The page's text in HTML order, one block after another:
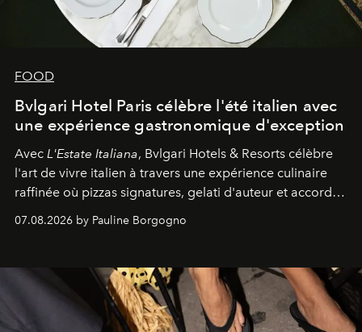
FOOD
Bvlgari Hotel Paris célèbre l'été italien avec
une expérience gastronomique d'exception
Avec L'Estate Italiana, Bvlgari Hotels & Resorts célèbre
l'art de vivre italien à travers une expérience culinaire
raffinée où pizzas signatures, gelati d'auteur et accords
07.08.2026 by Pauline Borgogno